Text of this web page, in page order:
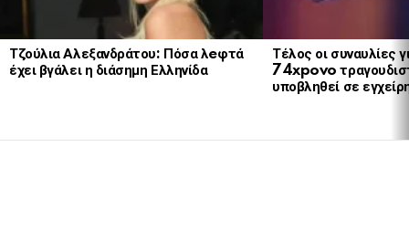
Τζούλια Αλεξανδράτου: Πόσα λeφτά
έχει βγάλει η διάσημη Ελληνίδα
Τέλος οι συναυλίες
74xpovo
υποβληθεί σε